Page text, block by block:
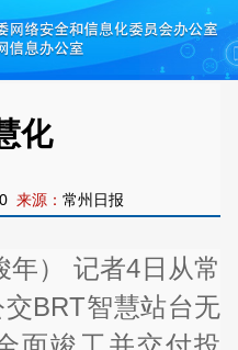
化
来源： 常州日报
） 记者4日从常
BRT智慧站台无